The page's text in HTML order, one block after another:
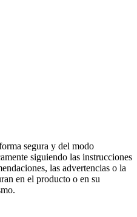
segura y del modo
siguiendo las instrucciones
las advertencias o la
en el producto o en su